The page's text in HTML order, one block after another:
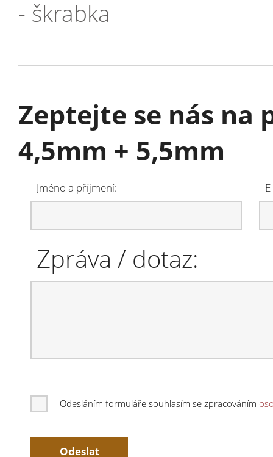
- škrabka
Zeptejte se nás na
4,5mm + 5,5mm
Jméno a příjmení:
Zpráva / dotaz:
Odesláním formuláře souhlasím se zpracováním